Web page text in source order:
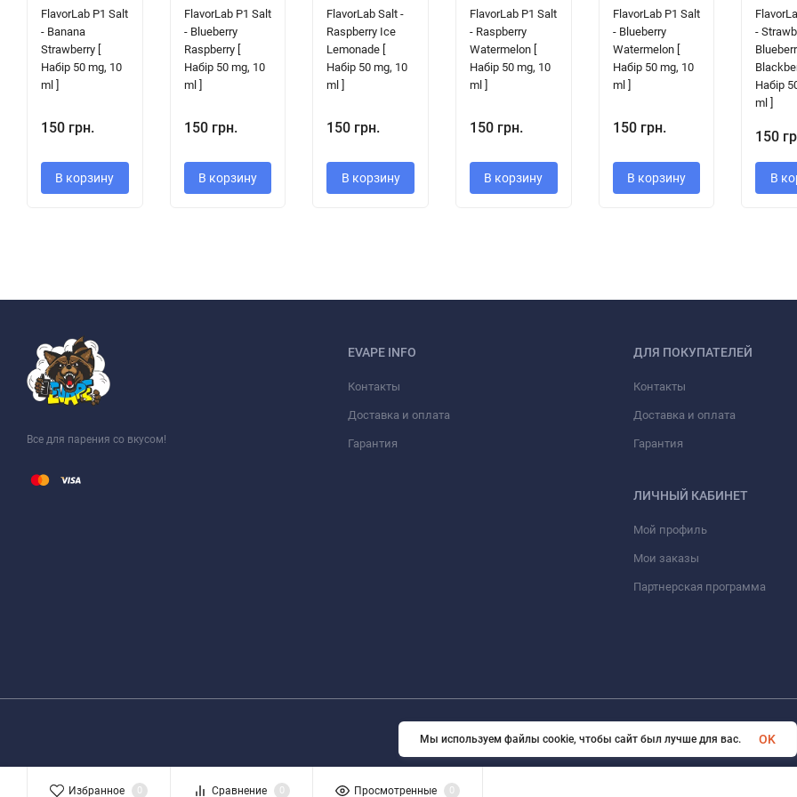
FlavorLab P1 Salt
- Banana
Strawberry [
Набір 50 mg, 10
ml ]
150 грн.
В корзину
FlavorLab P1 Salt
- Blueberry
Raspberry [
Набір 50 mg, 10
ml ]
150 грн.
В корзину
FlavorLab Salt -
Raspberry Ice
Lemonade [
Набір 50 mg, 10
ml ]
150 грн.
В корзину
FlavorLab P1 Salt
- Raspberry
Watermelon [
Набір 50 mg, 10
ml ]
150 грн.
В корзину
FlavorLab P1 Salt
- Blueberry
Watermelon [
Набір 50 mg, 10
ml ]
150 грн.
В корзину
-
Набір
ml ]
150
В
Все для парения со вкусом!
EVAPE INFO
Контакты
Доставка и оплата
Гарантия
ДЛЯ ПОКУПАТЕЛЕЙ
Контакты
Доставка и оплата
Гарантия
ЛИЧНЫЙ КАБИНЕТ
Мой профиль
Мои заказы
Партнерская программа
© 2026 eVape. Все права защищены
Избранное 0 Сравнение 0 Просмотренные 0
Мы используем файлы cookie, чтобы сайт был лучше для вас. OK